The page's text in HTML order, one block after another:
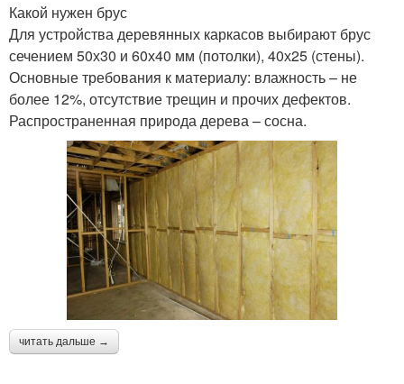
Какой нужен брус
Для устройства деревянных каркасов выбирают брус
сечением 50х30 и 60х40 мм (потолки), 40х25 (стены).
Основные требования к материалу: влажность – не
более 12%, отсутствие трещин и прочих дефектов.
Распространенная природа дерева – сосна.
читать дальше →